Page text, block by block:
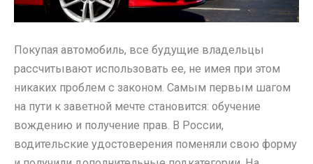
Покупая автомобиль, все будущие владельцы
рассчитывают использовать ее, не имея при этом
никаких проблем с законом. Самым первым шагом
на пути к заветной мечте становится: обучение
вождению и получение прав. В России,
водительские удостоверения поменяли свою форму